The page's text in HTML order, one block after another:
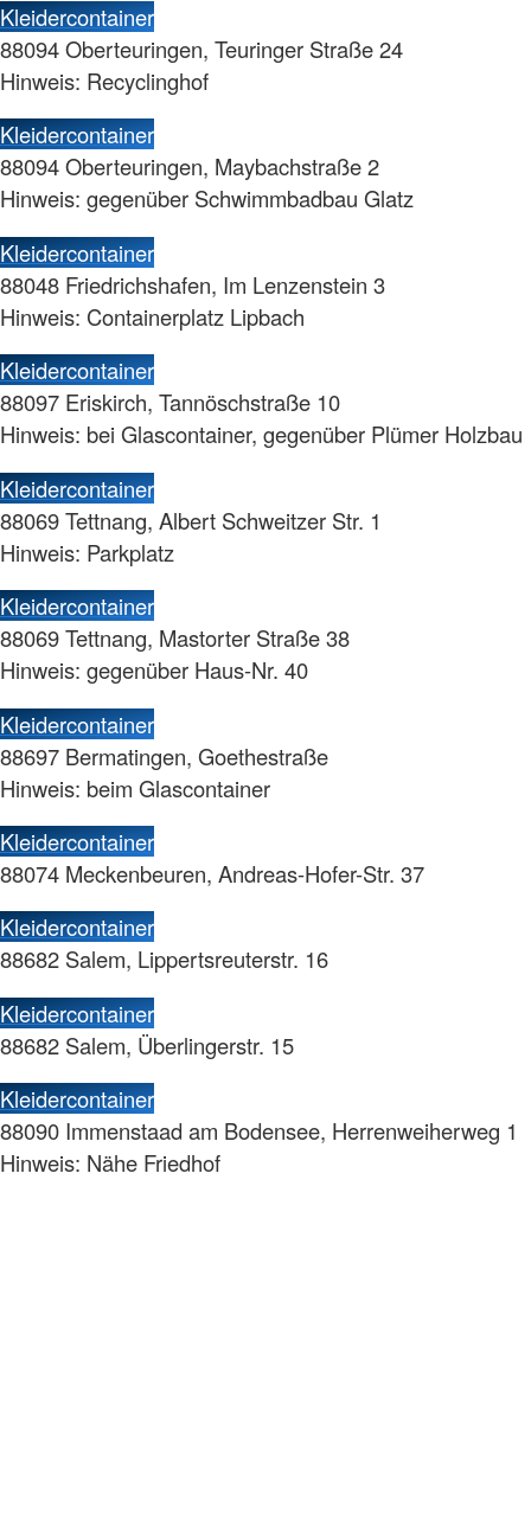
Kleidercontainer
88094 Oberteuringen, Teuringer Straße 24
Hinweis: Recyclinghof
Kleidercontainer
88094 Oberteuringen, Maybachstraße 2
Hinweis: gegenüber Schwimmbadbau Glatz
Kleidercontainer
88048 Friedrichshafen, Im Lenzenstein 3
Hinweis: Containerplatz Lipbach
Kleidercontainer
88097 Eriskirch, Tannöschstraße 10
Hinweis: bei Glascontainer, gegenüber Plümer Holzbau
Kleidercontainer
88069 Tettnang, Albert Schweitzer Str. 1
Hinweis: Parkplatz
Kleidercontainer
88069 Tettnang, Mastorter Straße 38
Hinweis: gegenüber Haus-Nr. 40
Kleidercontainer
88697 Bermatingen, Goethestraße
Hinweis: beim Glascontainer
Kleidercontainer
88074 Meckenbeuren, Andreas-Hofer-Str. 37
Kleidercontainer
88682 Salem, Lippertsreuterstr. 16
Kleidercontainer
88682 Salem, Überlingerstr. 15
Kleidercontainer
88090 Immenstaad am Bodensee, Herrenweiherweg 1
Hinweis: Nähe Friedhof